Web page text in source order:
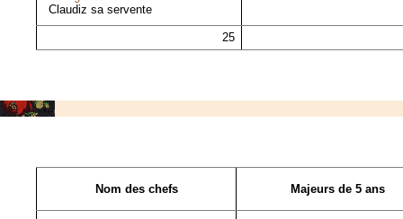
Claudiz sa servente
25
Nom des chefs Majeurs de 5 ans